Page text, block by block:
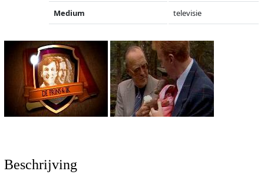
Medium televisie
Beschrijving